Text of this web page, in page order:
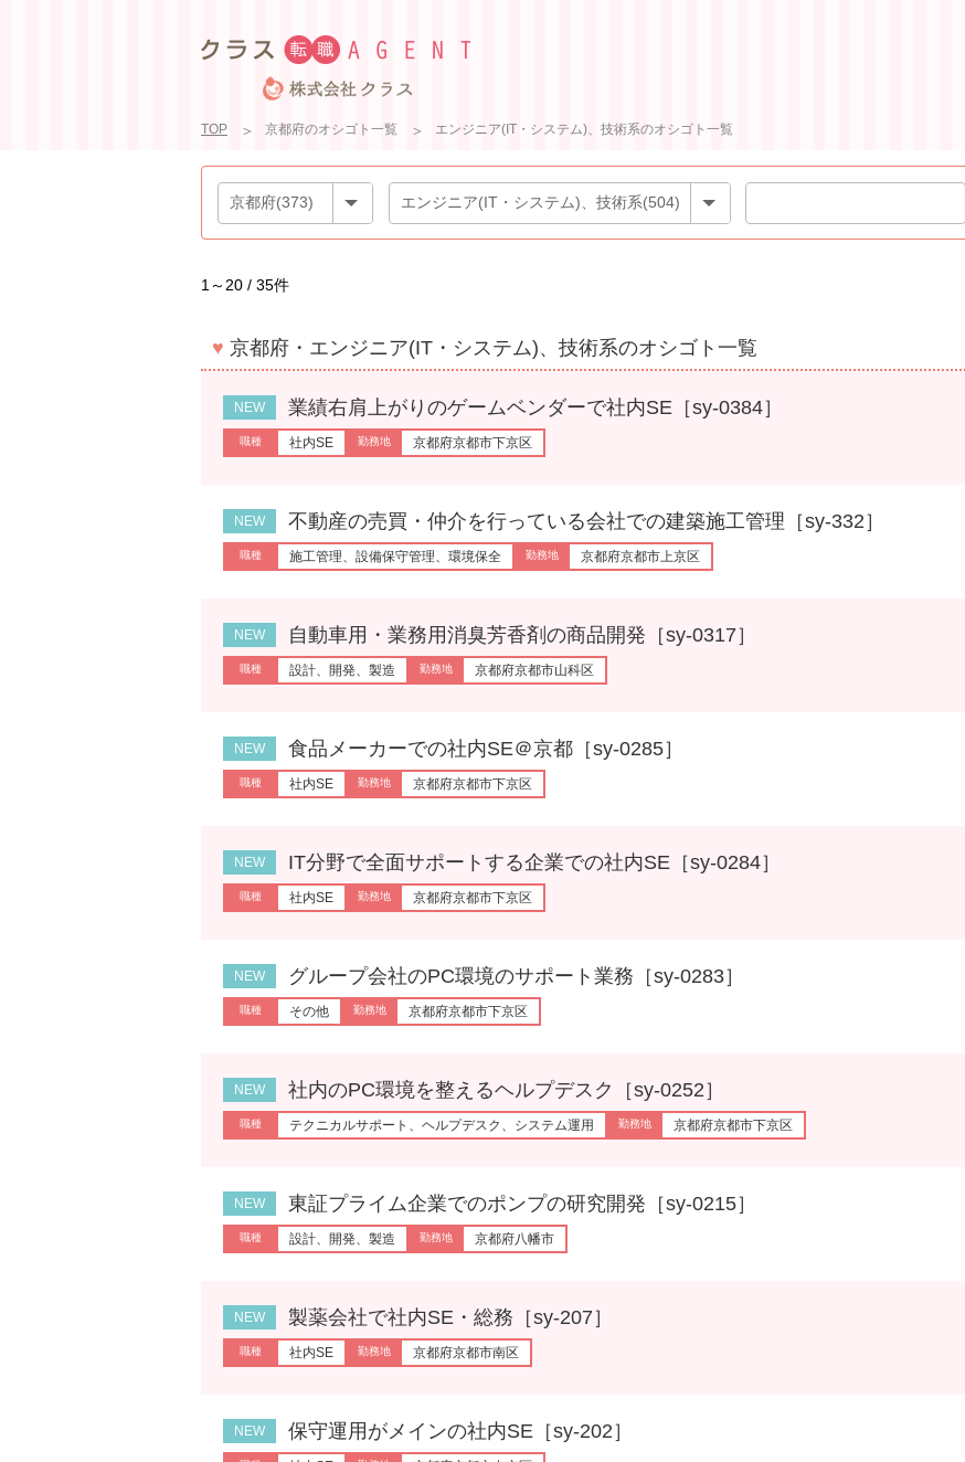
TOP 京都府のオシゴト一覧 エンジニア(IT・システム)、技術系のオシゴト一覧
1～20 / 35件
♥ 京都府・エンジニア(IT・システム)、技術系のオシゴト一覧
業績右肩上がりのゲームベンダーで社内SE［sy-0384］
社内SE 京都府京都市下京区
不動産の売買・仲介を行っている会社での建築施工管理［sy-332］
施工管理、設備保守管理、環境保全 京都府京都市上京区
自動車用・業務用消臭芳香剤の商品開発［sy-0317］
設計、開発、製造 京都府京都市山科区
食品メーカーでの社内SE＠京都［sy-0285］
社内SE 京都府京都市下京区
IT分野で全面サポートする企業での社内SE［sy-0284］
社内SE 京都府京都市下京区
グループ会社のPC環境のサポート業務［sy-0283］
その他 京都府京都市下京区
社内のPC環境を整えるヘルプデスク［sy-0252］
テクニカルサポート、ヘルプデスク、システム運用 京都府京都市下京区
東証プライム企業でのポンプの研究開発［sy-0215］
設計、開発、製造 京都府八幡市
製薬会社で社内SE・総務［sy-207］
社内SE 京都府京都市南区
保守運用がメインの社内SE［sy-202］